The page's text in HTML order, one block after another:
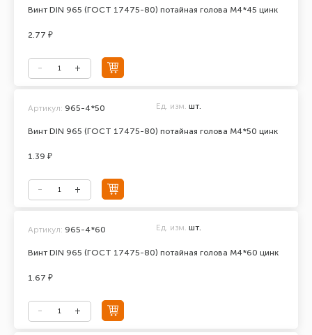
Винт DIN 965 (ГОСТ 17475-80) потайная голова М4*45 цинк
2.77 ₽
Винт DIN 965 (ГОСТ 17475-80) потайная голова М4*50 цинк
Артикул: 965-4*50 Ед. изм. шт.
1.39 ₽
Винт DIN 965 (ГОСТ 17475-80) потайная голова М4*60 цинк
Артикул: 965-4*60 Ед. изм. шт.
1.67 ₽